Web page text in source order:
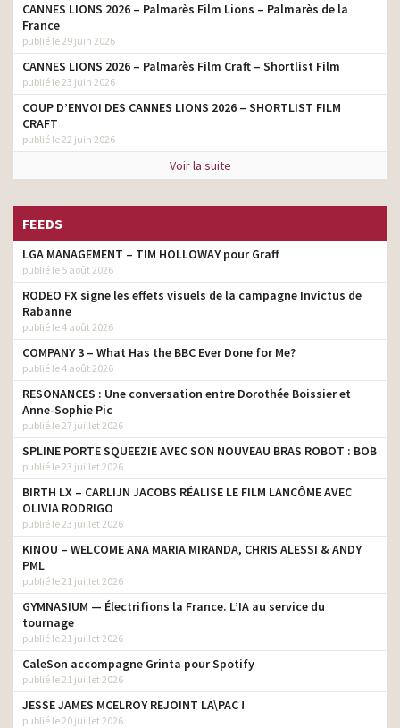
CANNES LIONS 2026 – Palmarès Film Lions – Palmarès de la
France
publié le 29 juin 2026
CANNES LIONS 2026 – Palmarès Film Craft – Shortlist Film
publié le 23 juin 2026
COUP D’ENVOI DES CANNES LIONS 2026 – SHORTLIST FILM
CRAFT
publié le 22 juin 2026
Voir la suite
FEEDS
LGA MANAGEMENT – TIM HOLLOWAY pour Graff
publié le 5 août 2026
RODEO FX signe les effets visuels de la campagne Invictus de
Rabanne
publié le 4 août 2026
COMPANY 3 – What Has the BBC Ever Done for Me?
publié le 4 août 2026
RESONANCES : Une conversation entre Dorothée Boissier et
Anne-Sophie Pic
publié le 27 juillet 2026
SPLINE PORTE SQUEEZIE AVEC SON NOUVEAU BRAS ROBOT : BOB
publié le 23 juillet 2026
BIRTH LX – CARLIJN JACOBS RÉALISE LE FILM LANCÔME AVEC
OLIVIA RODRIGO
publié le 23 juillet 2026
KINOU – WELCOME ANA MARIA MIRANDA, CHRIS ALESSI & ANDY
PML
publié le 21 juillet 2026
GYMNASIUM — Électrifions la France. L’IA au service du
tournage
publié le 21 juillet 2026
CaleSon accompagne Grinta pour Spotify
publié le 21 juillet 2026
JESSE JAMES MCELROY REJOINT LA\PAC !
publié le 20 juillet 2026